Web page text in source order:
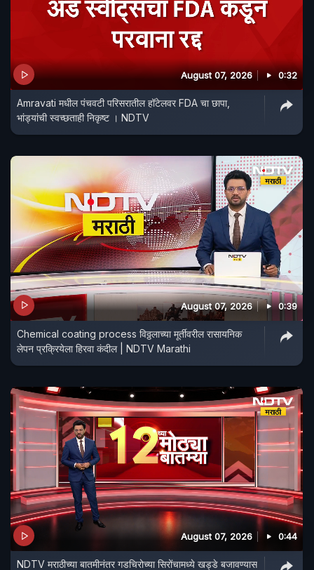
August 07, 2026 0:32
Amravati मधील पंचवटी परिसरातील हॉटेलवर FDA चा छापा,
भांड्यांची स्वच्छताही निकृष्ट । NDTV
August 07, 2026 0:39
Chemical coating process विठ्ठलाच्या मूर्तीवरील रासायनिक
लेपन प्रक्रियेला हिरवा कंदील | NDTV Marathi
August 07, 2026 0:44
NDTV मराठीच्या बातमीनंतर गडचिरोच्या सिरोंचामध्ये खड्डे बजावण्यास